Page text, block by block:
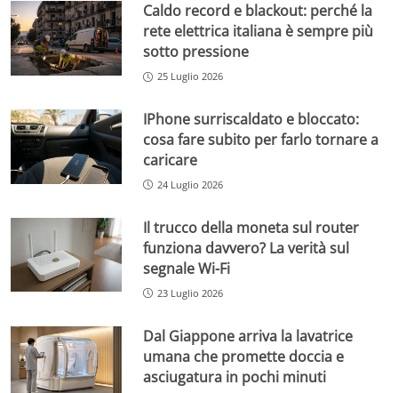
Caldo record e blackout: perché la
rete elettrica italiana è sempre più
sotto pressione
25 Luglio 2026
IPhone surriscaldato e bloccato:
cosa fare subito per farlo tornare a
caricare
24 Luglio 2026
Il trucco della moneta sul router
funziona davvero? La verità sul
segnale Wi-Fi
23 Luglio 2026
Dal Giappone arriva la lavatrice
umana che promette doccia e
asciugatura in pochi minuti